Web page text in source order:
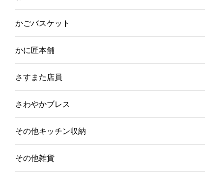
かごバスケット
かに匠本舗
さすまた店員
さわやかブレス
その他キッチン収納
その他雑貨